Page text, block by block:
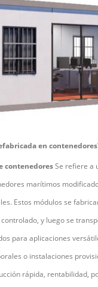
en
contenedoresSe refiere a
marítimos
Estos módulos se
y luego se
para aplicaciones
o instalaciones
rápida, rentabilidad,